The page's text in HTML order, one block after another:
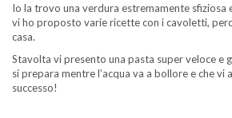
Io la trovo una verdura estremamente sfiziosa
vi ho proposto varie ricette con i cavoletti,
casa.
Stavolta vi presento una pasta super veloce e
si prepara mentre l’acqua va a bollore e che vi
successo!